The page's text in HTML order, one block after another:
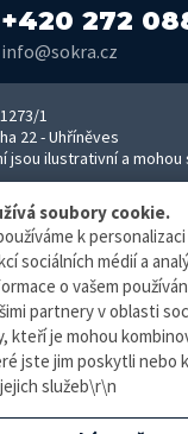
+420 272
info@sokra.cz
1
22 - Uhříněves
jsou ilustrativní a
│www.haier-klimatizace.cz
doba
8–16:30 hodin -
8–16:00 hodin - sklad
osobních údajů
soubory cookie.
k
sociálních médií a
o vašem
partnery v oblasti
kteří je mohou
jste jim poskytli nebo
služeb\r\n